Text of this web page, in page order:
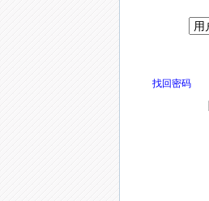
找回密码